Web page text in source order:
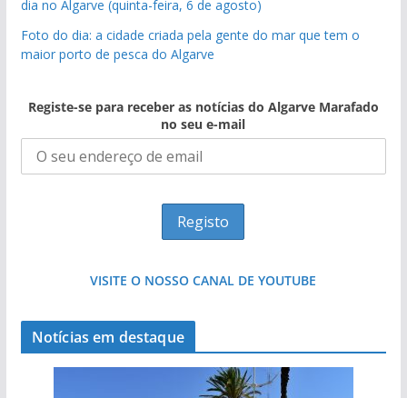
dia no Algarve (quinta-feira, 6 de agosto)
Foto do dia: a cidade criada pela gente do mar que tem o
maior porto de pesca do Algarve
Registe-se para receber as notícias do Algarve Marafado
no seu e-mail
VISITE O NOSSO CANAL DE YOUTUBE
Notícias em destaque